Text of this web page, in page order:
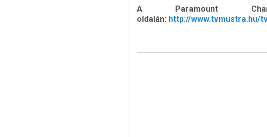
A Paramount
oldalán: http://www.tvmustra.hu/